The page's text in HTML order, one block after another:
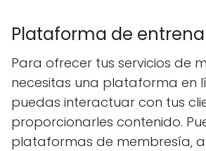
Plataforma de
Para ofrecer tus servicios de
necesitas una plataforma en
puedas interactuar con tus
proporcionarles contenido.
plataformas de membresía,